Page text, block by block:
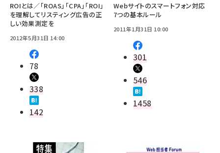
ROIとは／「ROAS」「CPA」「ROI」
を理解してリスティング広告の正
しい効果測定を
2012年5月31日 14:00
78
338
142
Webサイトのスマートフォン対応
7つの基本ルール
2011年1月31日 10:00
301
546
1458